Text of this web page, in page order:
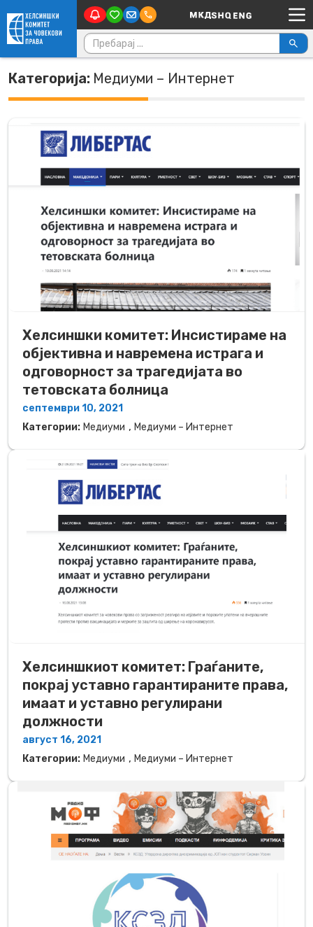
Skip to content Main Navigation
Пребарувај за:
Категорија: Медиуми – Интернет
Хелсиншки комитет: Инсистираме на
објективна и навремена истрага и
одговорност за трагедијата во
тетовската болница
септември 10, 2021
Категории: Медиуми , Медиуми – Интернет
Хелсиншкиот комитет: Граѓаните,
покрај уставно гарантираните права,
имаат и уставно регулирани
должности
август 16, 2021
Категории: Медиуми , Медиуми – Интернет